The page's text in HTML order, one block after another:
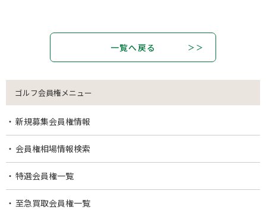
一覧へ戻る
ゴルフ会員権メニュー
新規募集会員権情報
会員権相場情報検索
特選会員権一覧
至急買取会員権一覧